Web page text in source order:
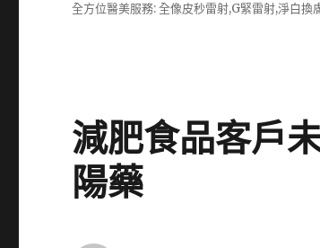
全方位醫美服務: 全像皮秒雷射,G緊雷射,淨白
減肥食品客戶
陽藥